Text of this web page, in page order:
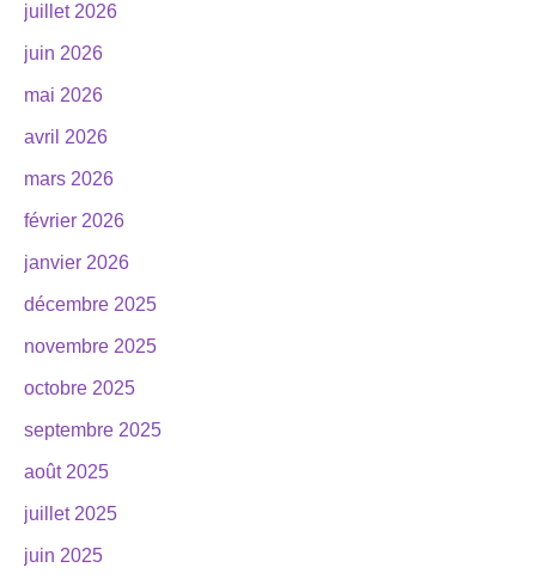
juillet 2026
juin 2026
mai 2026
avril 2026
mars 2026
février 2026
janvier 2026
décembre 2025
novembre 2025
octobre 2025
septembre 2025
août 2025
juillet 2025
juin 2025